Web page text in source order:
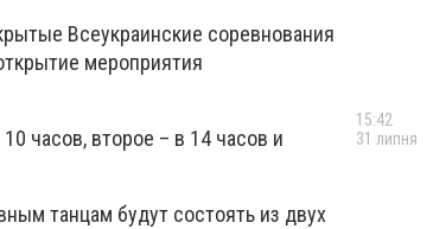
Всеукраинские соревнования
мероприятия
часов, второе – в 14 часов и
танцам будут состоять из двух
15:42
31 липня